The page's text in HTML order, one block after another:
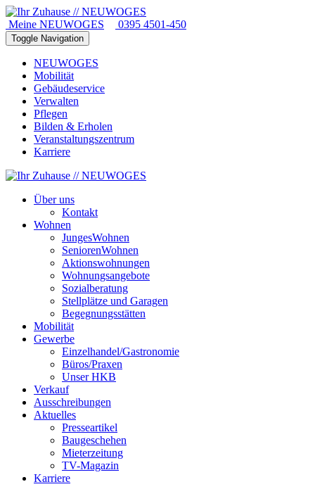
Meine NEUWOGES 0395 4501-450
Toggle Navigation
NEUWOGES
Mobilität
Gebäudeservice
Verwalten
Pflegen
Bilden & Erholen
Veranstaltungszentrum
Karriere
Über uns
Kontakt
Wohnen
JungesWohnen
SeniorenWohnen
Aktionswohnungen
Wohnungsangebote
Sozialberatung
Stellplätze und Garagen
Begegnungsstätten
Mobilität
Gewerbe
Einzelhandel/Gastronomie
Büros/Praxen
Unser HKB
Verkauf
Ausschreibungen
Aktuelles
Presseartikel
Baugeschehen
Mieterzeitung
TV-Magazin
Karriere